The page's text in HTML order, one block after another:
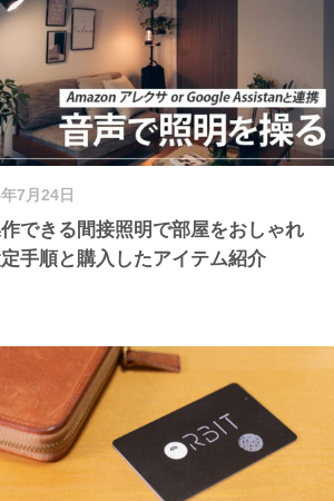
7月24日
できる間接照明で部屋をおしゃれ
手順と購入したアイテム紹介